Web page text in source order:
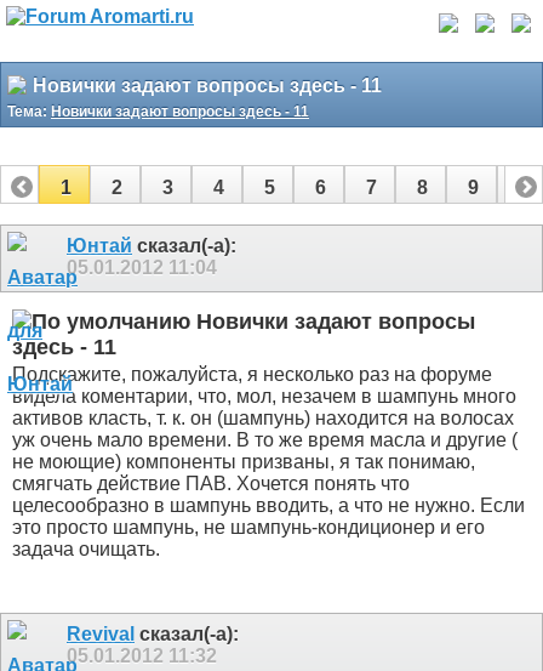
Новички задают вопросы здесь - 11
Тема: Новички задают вопросы здесь - 11
1 2 3 4 5 6 7 8 9 10
11 12 14
Юнтай сказал(-а):
05.01.2012 11:04
Новички задают вопросы
здесь - 11
Подскажите, пожалуйста, я несколько раз на форуме
видела коментарии, что, мол, незачем в шампунь много
активов класть, т. к. он (шампунь) находится на волосах
уж очень мало времени. В то же время масла и другие (
не моющие) компоненты призваны, я так понимаю,
смягчать действие ПАВ. Хочется понять что
целесообразно в шампунь вводить, а что не нужно. Если
это просто шампунь, не шампунь-кондиционер и его
задача очищать.
Revival сказал(-а):
05.01.2012 11:32